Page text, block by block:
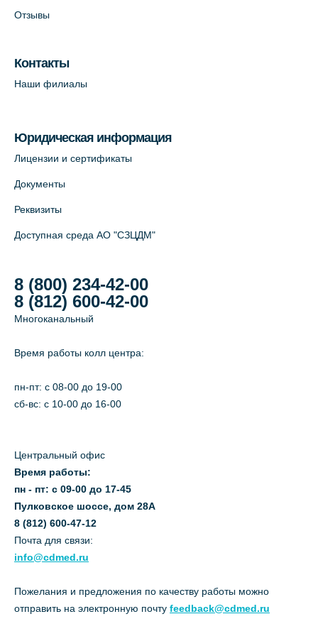
пр. В.О., д.5 (официальный партнёр)
Отзывы
Контакты
Наши филиалы
Юридическая информация
Лицензии и сертификаты
Документы
Реквизиты
Доступная среда АО "СЗЦДМ"
8 (800) 234-42-00
8 (812) 600-42-00
Многоканальный
Время работы колл центра:
пн-пт: c 08-00 до 19-00
сб-вс: с 10-00 до 16-00
Центральный офис
Время работы:
пн - пт: с 09-00 до 17-45
Пулковское шоссе, дом 28А
8 (812) 600-47-12
Почта для связи:
info@cdmed.ru
Пожелания и предложения по качеству работы можно
отправить на электронную почту feedback@cdmed.ru